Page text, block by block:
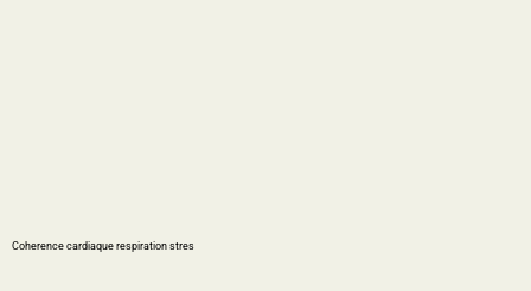
Coherence cardiaque respiration stres